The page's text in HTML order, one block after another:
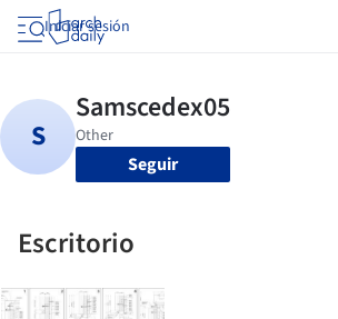
Iniciar sesión
Seguir
Escritorio